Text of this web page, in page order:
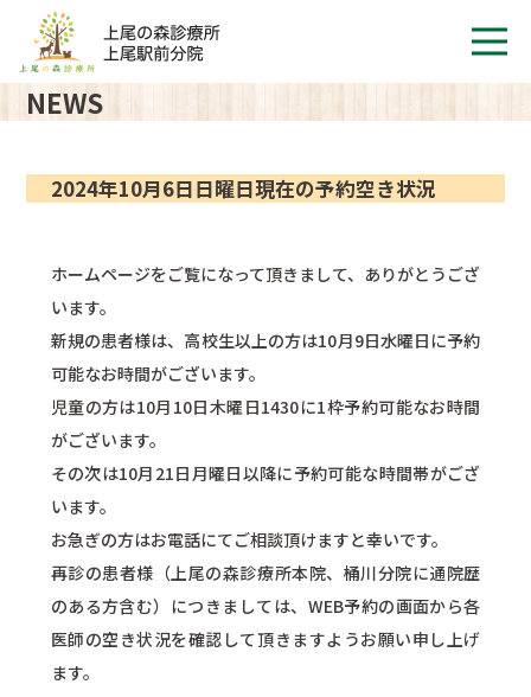
NEWS
2024年10月6日日曜日現在の予約空き状況
ホームページをご覧になって頂きまして、ありがとうござ
います。
新規の患者様は、高校生以上の方は10月9日水曜日に予約
可能なお時間がございます。
児童の方は10月10日木曜日1430に1枠予約可能なお時間
がございます。
その次は10月21日月曜日以降に予約可能な時間帯がござ
います。
お急ぎの方はお電話にてご相談頂けますと幸いです。
再診の患者様（上尾の森診療所本院、桶川分院に通院歴
のある方含む）につきましては、WEB予約の画面から各
医師の空き状況を確認して頂きますようお願い申し上げ
ます。